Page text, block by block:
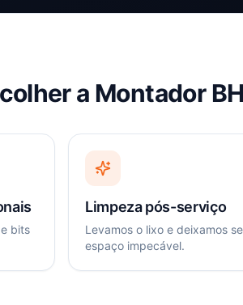
a Montador
bits
Limpeza pós-serviço
Levamos o lixo e deixamos
espaço impecável.